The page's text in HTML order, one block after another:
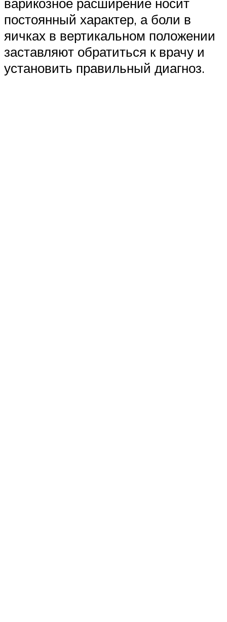
постоянный характер, а боли в
яичках в вертикальном положении
заставляют обратиться к врачу и
установить правильный диагноз.